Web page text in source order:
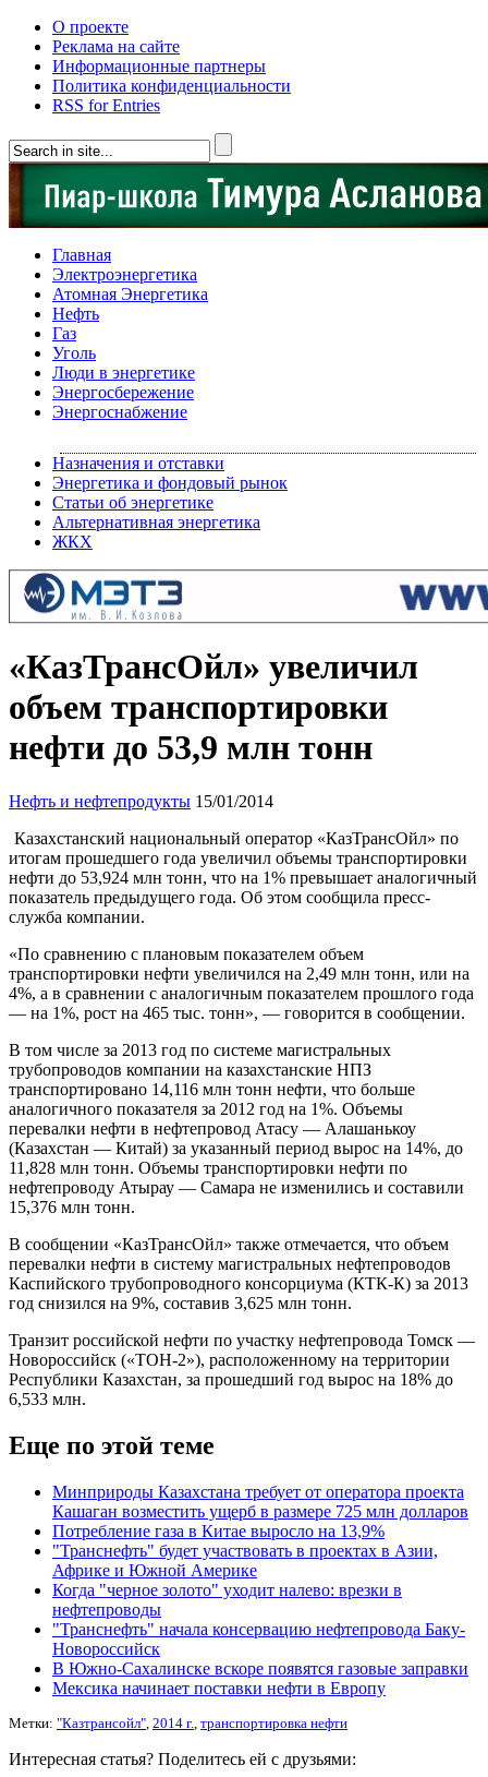
О проекте
Реклама на сайте
Информационные партнеры
Политика конфиденциальности
RSS for Entries
Главная
Электроэнергетика
Атомная Энергетика
Нефть
Газ
Уголь
Люди в энергетике
Энергосбережение
Энергоснабжение
Назначения и отставки
Энергетика и фондовый рынок
Статьи об энергетике
Альтернативная энергетика
ЖКХ
«КазТрансОйл» увеличил
объем транспортировки
нефти до 53,9 млн тонн
Нефть и нефтепродукты 15/01/2014
Казахстанский национальный оператор «КазТрансОйл» по
итогам прошедшего года увеличил объемы транспортировки
нефти до 53,924 млн тонн, что на 1% превышает аналогичный
показатель предыдущего года. Об этом сообщила пресс-
служба компании.
«По сравнению с плановым показателем объем
транспортировки нефти увеличился на 2,49 млн тонн, или на
4%, а в сравнении с аналогичным показателем прошлого года
— на 1%, рост на 465 тыс. тонн», — говорится в сообщении.
В том числе за 2013 год по системе магистральных
трубопроводов компании на казахстанские НПЗ
транспортировано 14,116 млн тонн нефти, что больше
аналогичного показателя за 2012 год на 1%. Объемы
перевалки нефти в нефтепровод Атасу — Алашанькоу
(Казахстан — Китай) за указанный период вырос на 14%, до
11,828 млн тонн. Объемы транспортировки нефти по
нефтепроводу Атырау — Самара не изменились и составили
15,376 млн тонн.
В сообщении «КазТрансОйл» также отмечается, что объем
перевалки нефти в систему магистральных нефтепроводов
Каспийского трубопроводного консорциума (КТК-К) за 2013
год снизился на 9%, составив 3,625 млн тонн.
Транзит российской нефти по участку нефтепровода Томск —
Новороссийск («ТОН-2»), расположенному на территории
Республики Казахстан, за прошедший год вырос на 18% до
6,533 млн.
Еще по этой теме
Минприроды Казахстана требует от оператора проекта
Кашаган возместить ущерб в размере 725 млн долларов
Потребление газа в Китае выросло на 13,9%
"Транснефть" будет участвовать в проектах в Азии,
Африке и Южной Америке
Когда "черное золото" уходит налево: врезки в
нефтепроводы
"Транснефть" начала консервацию нефтепровода Баку-
Новороссийск
В Южно-Сахалинске вскоре появятся газовые заправки
Мексика начинает поставки нефти в Европу
Метки: "Казтрансойл" 2014 г. транспортировка нефти
Интересная статья? Поделитесь ей с друзьями: